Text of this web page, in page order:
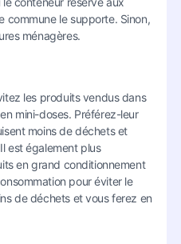
commune le supporte. Sinon,
ménagères.
les produits vendus dans
mini-doses. Préférez-leur
moins de déchets et
est également plus
en grand conditionnement
pour éviter le
de déchets et vous ferez en